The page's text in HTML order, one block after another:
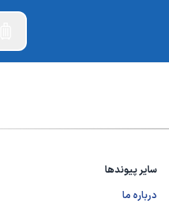
سایر پیوندها
درباره ما